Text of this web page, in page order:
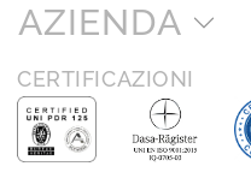
AZIENDA
CERTIFICAZIONI